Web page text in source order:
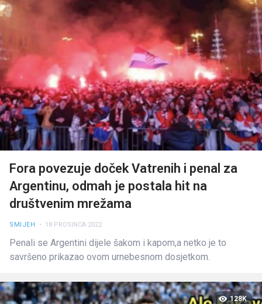
Fora povezuje doček Vatrenih i penal za
Argentinu, odmah je postala hit na
društvenim mrežama
SMIJEH • 18 PROSINCA 2022
Penali se Argentini dijele šakom i kapom,a netko je to
savršeno prikazao ovom urnebesnom dosjetkom.
128K